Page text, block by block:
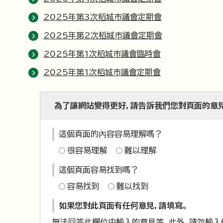
2025年第3次稻城市議會定期會
2025年第2次稻城市議會定期會
2025年第1次稻城市議會臨時會
2025年第1次稻城市議會定期會
為了讓網站變得更好，請告訴我們您對頁面的意見
這個頁面的內容容易理解嗎？
很容易理解 難以理解
這個頁面容易找到嗎？
容易找到 難以找到
如果您對此頁面有任何意見，請填寫。